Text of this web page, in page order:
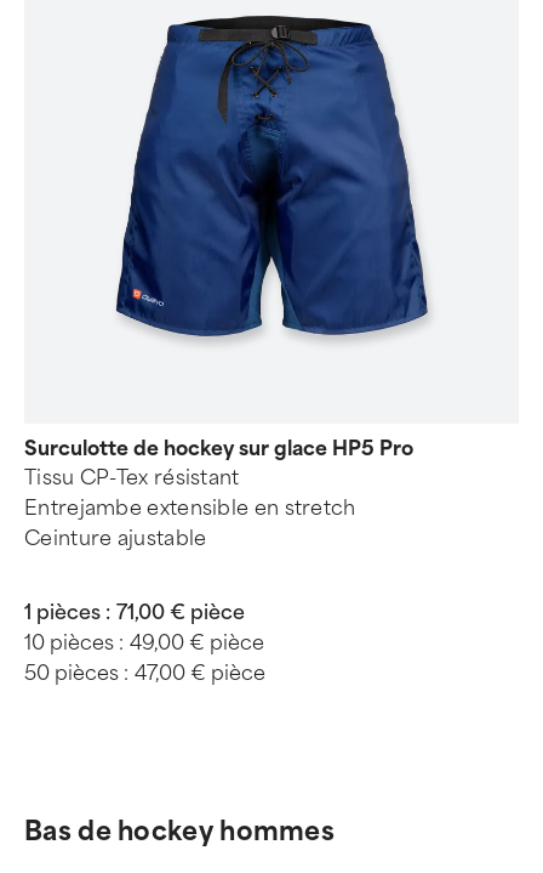
Surculotte de hockey sur glace HP5 Pro
Tissu CP-Tex résistant
Entrejambe extensible en stretch
Ceinture ajustable
1 pièces : 71,00 € pièce
10 pièces : 49,00 € pièce
50 pièces : 47,00 € pièce
Bas de hockey hommes